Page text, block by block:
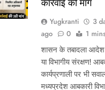
कार्रवाई की मांग
Yugkranti
3
ago
0 1
शासन के तबादला
या विभागीय संरक्षण!
कार्यप्रणाली पर भी
मध्यप्रदेश आबकारी